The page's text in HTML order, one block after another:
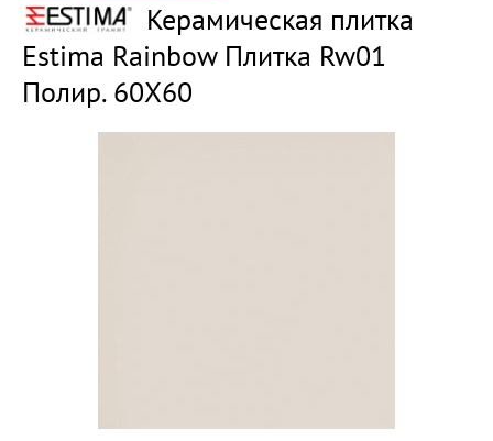
Керамическая плитка
Estima Rainbow Плитка Rw01
Полир. 60X60